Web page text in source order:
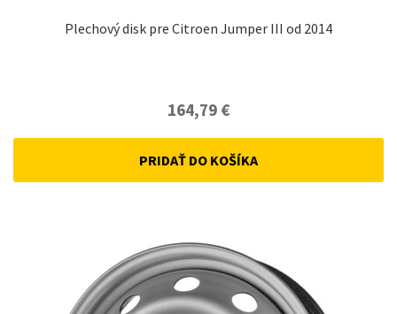
Plechový disk pre Citroen Jumper III od 2014
164,79 €
PRIDAŤ DO KOŠÍKA